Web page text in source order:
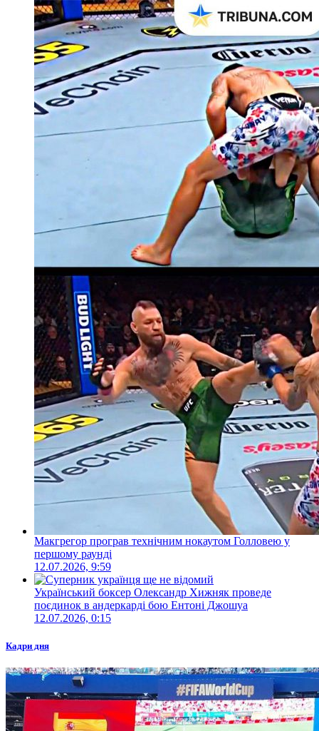
Макгрегор програв технічним нокаутом Голловею у
першому раунді
12.07.2026, 9:59
Український боксер Олександр Хижняк проведе
поєдинок в андеркарді бою Ентоні Джошуа
12.07.2026, 0:15
Кадри дня